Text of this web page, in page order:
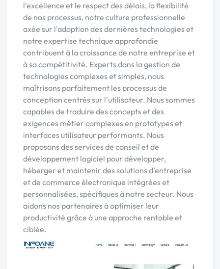
l'excellence et le respect des délais, la flexibilité
de nos processus, notre culture professionnelle
axée sur l'adoption des dernières technologies et
notre expertise technique approfondie
contribuent à la croissance de notre entreprise et
à sa compétitivité. Experts dans la gestion de
technologies complexes et simples, nous
maîtrisons parfaitement les processus de
conception centrés sur l'utilisateur. Nous sommes
capables de traduire des concepts et des
exigences métier complexes en prototypes et
interfaces utilisateur performants. Nous
proposons des services de conseil et de
développement logiciel pour développer,
héberger et maintenir des solutions d'entreprise
et de commerce électronique intégrées et
personnalisées, spécifiques à notre secteur. Nous
aidons nos partenaires à optimiser leur
productivité grâce à une approche rentable et
ciblée.